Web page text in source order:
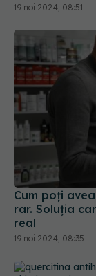
Cum poți
rar. Soluția
19 noi 2024, 08:35
Quercitina,
în alergii.
21 sep 2024, 09:23